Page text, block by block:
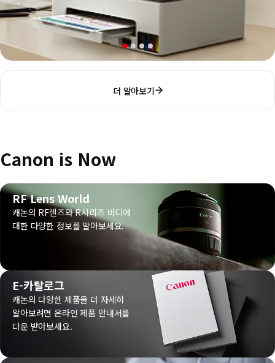
더 알아보기
Canon is Now
RF Lens World
캐논의 RF렌즈와 R시리즈 바디에
대한 다양한 정보를 알아보세요.
E-카탈로그
캐논의 다양한 제품을 더 자세히
알아보려면 온라인 제품 안내서를
다운 받아보세요.